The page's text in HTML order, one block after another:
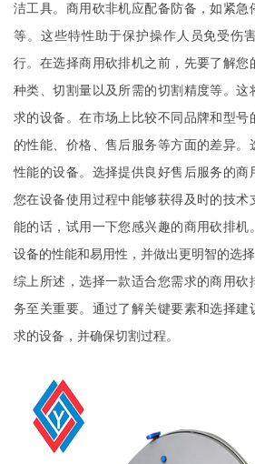
洁工具。商用砍非机应配备防备，如紧急
等。这些特性助于保护操作人员免受伤
行。在选择商用砍排机之前，先要了解您
种类、切割量以及所需的切割精度等。这
求的设备。在市场上比较不同品牌和型号
的性能、价格、售后服务等方面的差异。
性能的设备。选择提供良好售后服务的商
您在设备使用过程中能够获得及时的技术
能的话，试用一下您感兴趣的商用砍排机
设备的性能和易用性，并做出更明智的选择
综上所述，选择一款适合您需求的商用砍
务至关重要。通过了解关键要素和选择建
求的设备，并确保切割过程。